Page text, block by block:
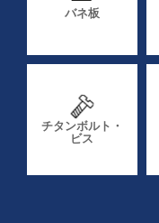
バネ板
チタンボルト・
ビス